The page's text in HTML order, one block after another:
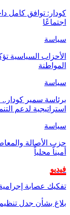
اجتماعًا
سياسة
المواطنة
سياسة
برئاسة سمير
استراتيجية لدعم
سياسة
حزب الأصالة
أميناً محلياً
فيديو
تفكيك عصابة
بلاغ بشأن جدل